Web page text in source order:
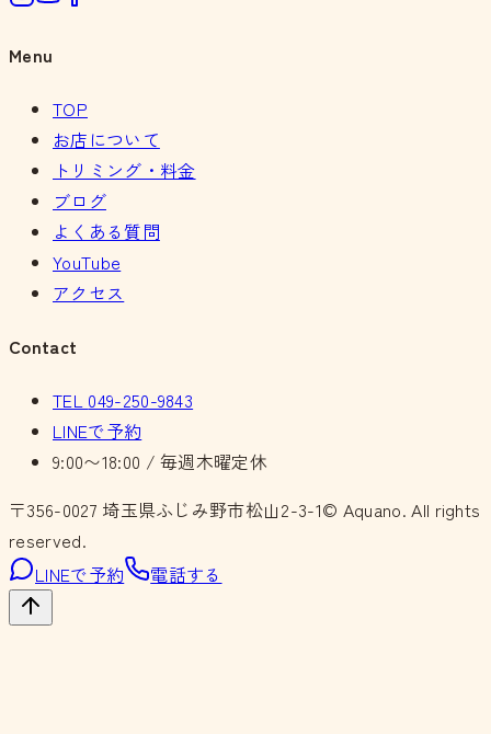
Menu
TOP
お店について
トリミング・料金
ブログ
よくある質問
YouTube
アクセス
Contact
TEL 049-250-9843
LINEで予約
9:00〜18:00 / 毎週木曜定休
〒356-0027 埼玉県ふじみ野市松山2-3-1© Aquano. All rights
reserved.
LINEで予約
電話する